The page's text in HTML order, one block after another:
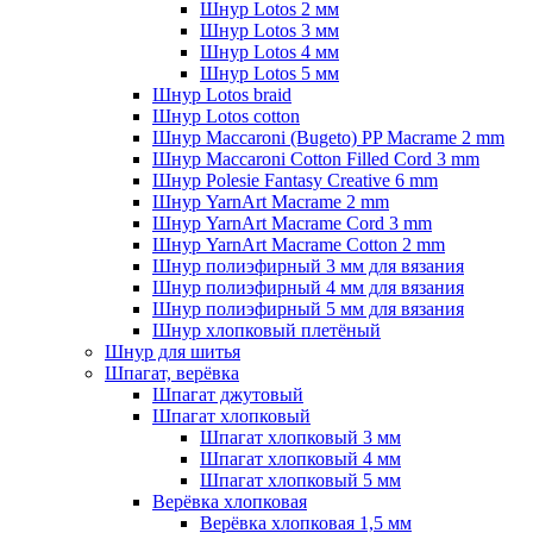
Шнур Lotos 2 мм
Шнур Lotos 3 мм
Шнур Lotos 4 мм
Шнур Lotos 5 мм
Шнур Lotos braid
Шнур Lotos cotton
Шнур Maccaroni (Bugeto) PP Macrame 2 mm
Шнур Maccaroni Cotton Filled Cord 3 mm
Шнур Polesie Fantasy Creative 6 mm
Шнур YarnArt Macrame 2 mm
Шнур YarnArt Macrame Cord 3 mm
Шнур YarnArt Macrame Cotton 2 mm
Шнур полиэфирный 3 мм для вязания
Шнур полиэфирный 4 мм для вязания
Шнур полиэфирный 5 мм для вязания
Шнур хлопковый плетёный
Шнур для шитья
Шпагат, верёвка
Шпагат джутовый
Шпагат хлопковый
Шпагат хлопковый 3 мм
Шпагат хлопковый 4 мм
Шпагат хлопковый 5 мм
Верёвка хлопковая
Верёвка хлопковая 1,5 мм